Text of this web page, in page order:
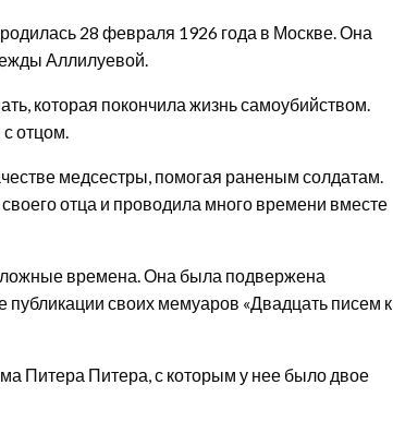
28 февраля 1926 года в Москве. Она
Аллилуевой.
которая покончила жизнь самоубийством.
отцом.
медсестры, помогая раненым солдатам.
отца и проводила много времени вместе
времена. Она была подвержена
публикации своих мемуаров «Двадцать писем к
Питера Питера, с которым у нее было двое